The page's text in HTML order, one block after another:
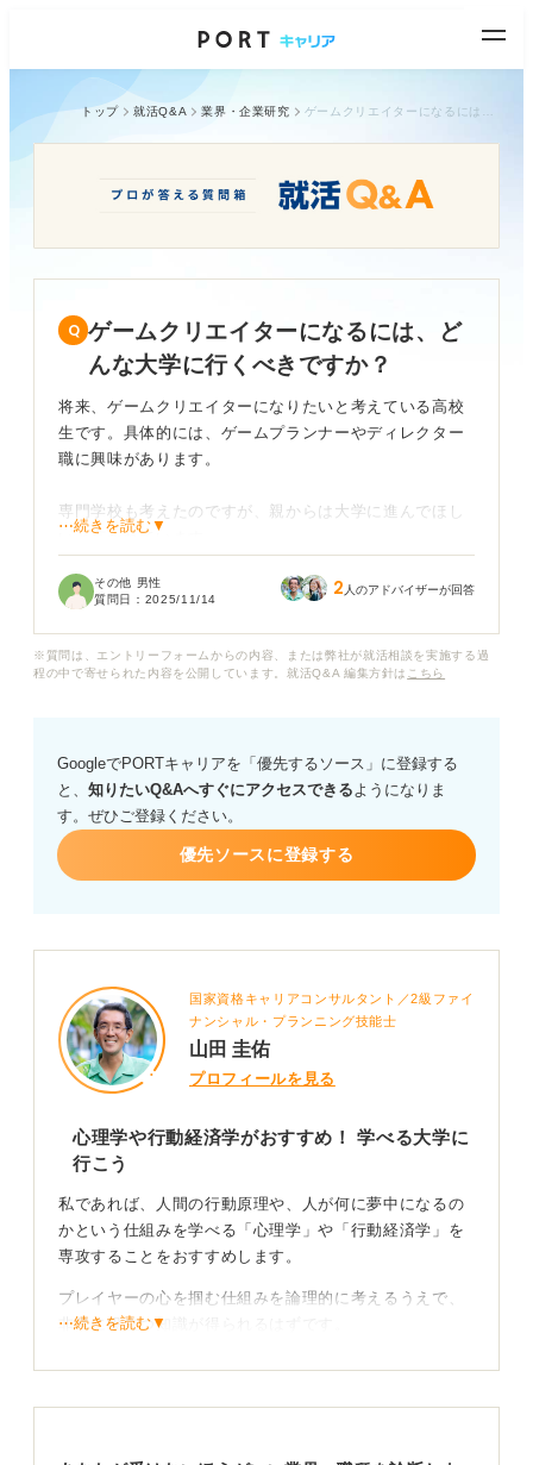
トップ 就活Q&A 業界・企業研究
ゲームクリエイターになるには、ど
んな大学に行くべきですか？
将来、ゲームクリエイターになりたいと考えている高校
生です。具体的には、ゲームプランナーやディレクター
職に興味があります。
専門学校も考えたのですが、親からは大学に進んでほし
いと言われています。
実際、ゲームクリエイターになるなら、どんな大学に進
情報系の学科が良いのか、それとも美術系やデザイン系
⋯続きを読む▼
その他 男性
質問日： 2025/11/14 2 人のアドバイザーが回答
※質問は、エントリーフォームからの内容、または弊社が就活相談を実施する過
程の中で寄せられた内容を公開しています。就活Q&A 編集方針は こちら
GoogleでPORTキャリアを「優先するソース」に登録する
と、 知りたいQ&Aへすぐにアクセスできるようになりま
す。ぜひご登録ください。
優先ソースに登録する
国家資格キャリアコンサルタント／2級ファイ
ナンシャル・プランニング技能士
山田 圭佑
プロフィールを見る
心理学や行動経済学がおすすめ！ 学べる大学に
行こう
私であれば、人間の行動原理や、人が何に夢中になるの
かという仕組みを学べる「心理学」や「行動経済学」を
専攻することをおすすめします。
プレイヤーの心を掴む仕組みを論理的に考えるうえで、
非常に役立つ知識が得られるはずです。
⋯続きを読む▼